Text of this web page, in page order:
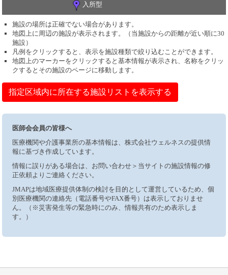
入所型
施設の場所は正確でない場合があります。
地図上に周辺の施設が表示されます。（当施設からの距離が近い順に30
施設）
凡例をクリックすると、表示を施設種類で絞り込むことができます。
地図上のマーカーをクリックすると基本情報が表示され、名称をクリッ
クするとその施設のページに移動します。
指定区域内に所在する施設リストを表示する
医師会会員の皆様へ
医療機関や介護事業所の基本情報は、株式会社ウェルネスの提供情
報に基づき作成しています。
情報に誤りがある場合は、お問い合わせ＞当サイトの施設情報の修
正依頼よりご連絡ください。
JMAPは地域医療提供体制の検討を目的として運営しているため、個
別医療機関の連絡先（電話番号やFAX番号）は表示しておりませ
ん。（※災害発生等の緊急時にのみ、情報共有のため表示しま
す。）